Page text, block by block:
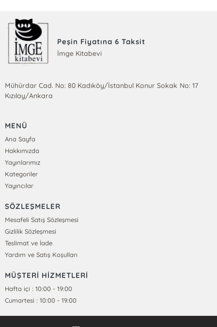
Peşin Fiyatına 6 Taksit
İmge Kitabevi
Mühürdar Cad. No: 80 Kadıköy/İstanbul Konur Sokak No: 17
Kızılay/Ankara
MENÜ
Ana Sayfa
Hakkımızda
Yayınlarımız
Kategoriler
Yayıncılar
SÖZLEŞMELER
Mesafeli Satış Sözleşmesi
Gizlilik Sözleşmesi
Teslimat ve İade
Yardım ve Satış Koşulları
MÜŞTERİ HİZMETLERİ
Hafta içi : 10:00 - 19:00
Cumartesi : 10:00 - 19:00